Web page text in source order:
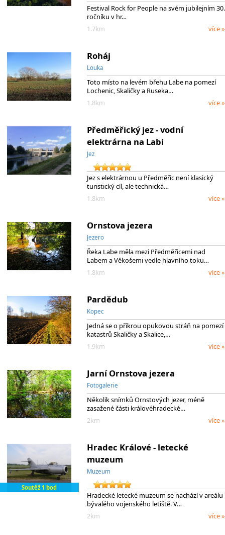
Festival Rock for People na svém jubilejním 30.
ročníku v hr…
1.7km
více »
Roháj
Louka
Toto místo na levém břehu Labe na pomezí
Lochenic, Skaličky a Ruseka…
1.8km
více »
Předměřický jez - vodní
elektrárna na Labi
Jez
Jez s elektrárnou u Předměřic není klasický
turistický cíl, ale technická…
1.8km
více »
Ornstova jezera
Jezero
Řeka Labe měla mezi Předměřicemi nad
Labem a Věkošemi vedle hlavního toku…
1.8km
více »
Pardědub
Kopec
Jedná se o příkrou opukovou stráň na pomezí
katastrů Skaličky a Skalice,…
1.9km
více »
Jarní Ornstova jezera
Fotogalerie
Několik snímků Ornstových jezer, méně
zasažené části královéhradecké…
2km
více »
Soutěž 1 bod
Hradec Králové - letecké
muzeum
Muzeum
Hradecké letecké muzeum se nachází v areálu
bývalého vojenského letiště. V…
2km
více »